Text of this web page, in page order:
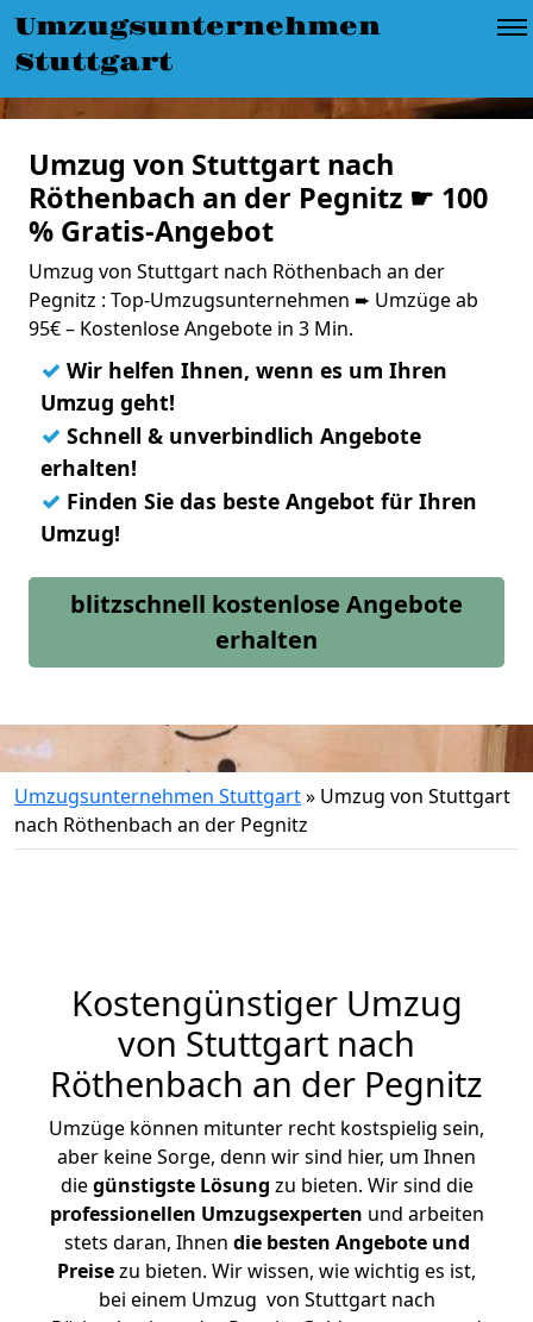
Umzugsunternehmen
Stuttgart
Umzug von Stuttgart nach
Röthenbach an der Pegnitz ☛ 100
% Gratis-Angebot
Umzug von Stuttgart nach Röthenbach an der
Pegnitz : Top-Umzugsunternehmen ➨ Umzüge ab
95€ – Kostenlose Angebote in 3 Min.
✓ Wir helfen Ihnen, wenn es um Ihren
Umzug geht!
✓ Schnell & unverbindlich Angebote
erhalten!
✓ Finden Sie das beste Angebot für Ihren
Umzug!
blitzschnell kostenlose Angebote
erhalten
Umzugsunternehmen Stuttgart» Umzug von Stuttgart
nach Röthenbach an der Pegnitz
Kostengünstiger Umzug
von Stuttgart nach
Röthenbach an der Pegnitz
Umzüge können mitunter recht kostspielig sein,
aber keine Sorge, denn wir sind hier, um Ihnen
diegünstigste Lösung zu bieten. Wir sind die
professionellen Umzugsexperten und arbeiten
stets daran, Ihnen die besten Angebote und
Preisezu bieten. Wir wissen, wie wichtig es ist,
bei einem Umzug von Stuttgart nach